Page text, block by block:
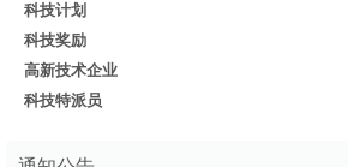
科技计划
科技奖励
高新技术企业
科技特派员